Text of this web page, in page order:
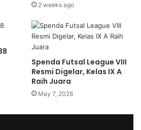
2 weeks ago
Spenda Futsal League VIII
Resmi Digelar, Kelas IX A
Raih Juara
May 7, 2026